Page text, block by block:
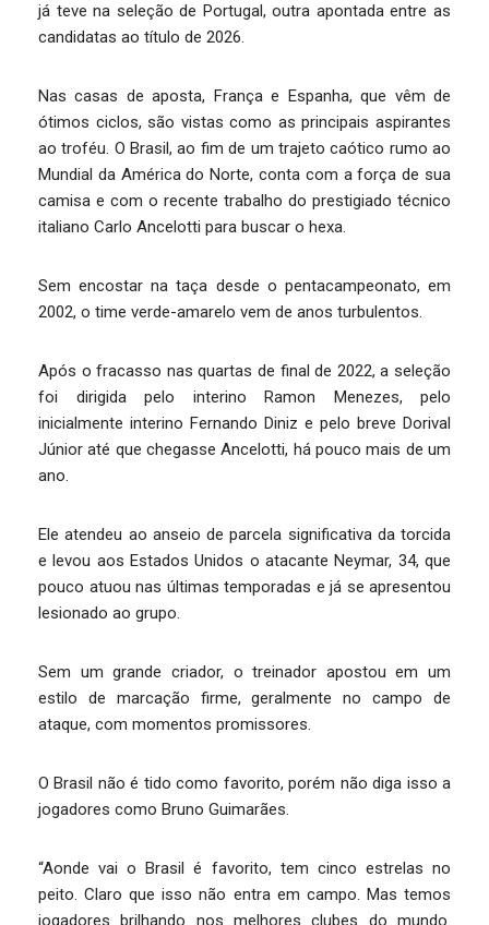
já teve na seleção de Portugal, outra apontada entre as
candidatas ao título de 2026.
Nas casas de aposta, França e Espanha, que vêm de
ótimos ciclos, são vistas como as principais aspirantes
ao troféu. O Brasil, ao fim de um trajeto caótico rumo ao
Mundial da América do Norte, conta com a força de sua
camisa e com o recente trabalho do prestigiado técnico
italiano Carlo Ancelotti para buscar o hexa.
Sem encostar na taça desde o pentacampeonato, em
2002, o time verde-amarelo vem de anos turbulentos.
Após o fracasso nas quartas de final de 2022, a seleção
foi dirigida pelo interino Ramon Menezes, pelo
inicialmente interino Fernando Diniz e pelo breve Dorival
Júnior até que chegasse Ancelotti, há pouco mais de um
ano.
Ele atendeu ao anseio de parcela significativa da torcida
e levou aos Estados Unidos o atacante Neymar, 34, que
pouco atuou nas últimas temporadas e já se apresentou
lesionado ao grupo.
Sem um grande criador, o treinador apostou em um
estilo de marcação firme, geralmente no campo de
ataque, com momentos promissores.
O Brasil não é tido como favorito, porém não diga isso a
jogadores como Bruno Guimarães.
“Aonde vai o Brasil é favorito, tem cinco estrelas no
peito. Claro que isso não entra em campo. Mas temos
jogadores brilhando nos melhores clubes do mundo.